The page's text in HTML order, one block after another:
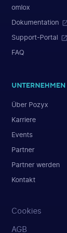
omlox
Dokumentation
Support-Portal
FAQ
UNTERNEHMEN
Über Pozyx
Karriere
Events
Partner
Partner werden
Kontakt
Cookies
AGB